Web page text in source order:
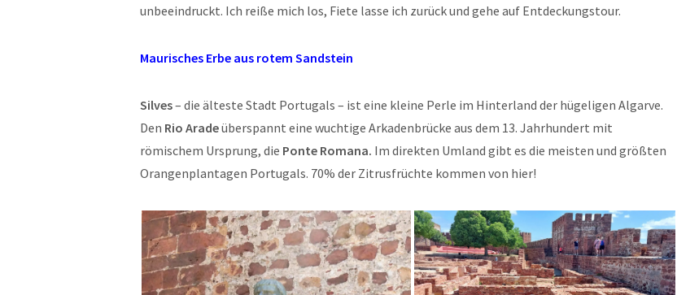
unbeeindruckt. Ich reiße mich los, Fiete lasse ich zurück und gehe auf Entdeckungstour.
Maurisches Erbe aus rotem Sandstein
Silves– die älteste Stadt Portugals – ist eine kleine Perle im Hinterland der hügeligen Algarve.
Den Rio Aradeüberspannt eine wuchtige Arkadenbrücke aus dem 13. Jahrhundert mit
römischem Ursprung, die Ponte Romana. Im direkten Umland gibt es die meisten und größten
Orangenplantagen Portugals. 70% der Zitrusfrüchte kommen von hier!